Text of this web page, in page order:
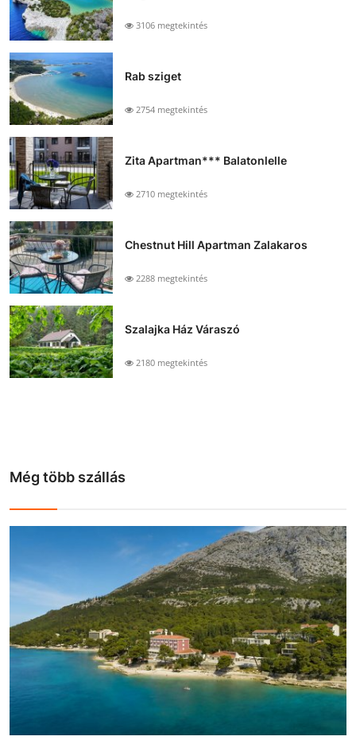
3106 megtekintés
Rab sziget
2754 megtekintés
Zita Apartman*** Balatonlelle
2710 megtekintés
Chestnut Hill Apartman Zalakaros
2288 megtekintés
Szalajka Ház Váraszó
2180 megtekintés
Még több szállás